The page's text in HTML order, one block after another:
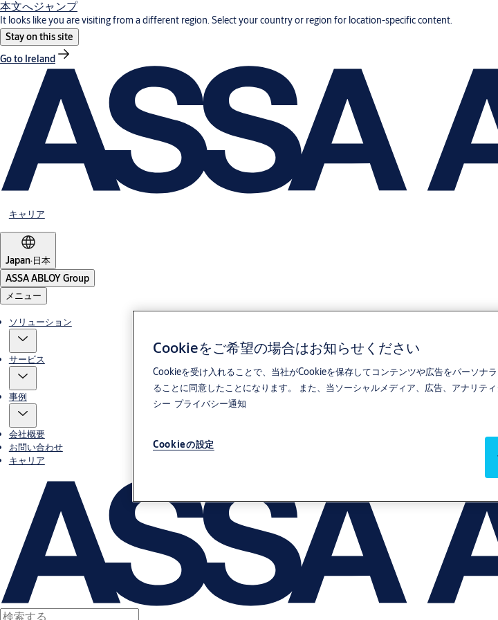
本文へジャンプ
It looks like you are visiting from a different region. Select your country or region for location-specific content.
Stay on this site
Go to Ireland
キャリア
Japan·日本
ASSA ABLOY Group
メニュー
ソリューション
サービス
事例
会社概要
お問い合わせ
キャリア
Cookieをご希望の場合はお知らせください
Cookieを受け入れることで、当社がCookieを保存してコンテンツや広告をパーソナ
ることに同意したことになります。 また、当ソーシャルメディア、広告、アナリテ
シー プライバシー通知
Cookieの設定